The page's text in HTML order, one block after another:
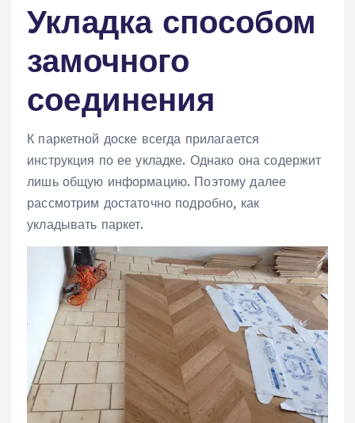
Укладка способом
замочного
соединения
К паркетной доске всегда прилагается
инструкция по ее укладке. Однако она содержит
лишь общую информацию. Поэтому далее
рассмотрим достаточно подробно, как
укладывать паркет.